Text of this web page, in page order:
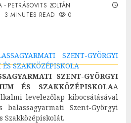
- PETRÁSOVITS ZOLTÁN
3 MINUTES READ 0
SZENT-GYÖRGYI
ÉS SZAKKÖZÉPISKOLAA
levelezőlap kibocsátásával
Szent-Györgyi